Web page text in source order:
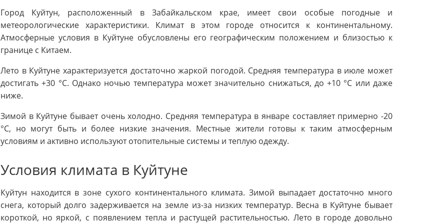
Город Куйтун, расположенный в Забайкальском крае, имеет свои особые погодные и
метеорологические характеристики. Климат в этом городе относится к континентальному.
Атмосферные условия в Куйтуне обусловлены его географическим положением и близостью к
границе с Китаем.
Лето в Куйтуне характеризуется достаточно жаркой погодой. Средняя температура в июле может
достигать +30 °C. Однако ночью температура может значительно снижаться, до +10 °C или даже
ниже.
Зимой в Куйтуне бывает очень холодно. Средняя температура в январе составляет примерно -20
°C, но могут быть и более низкие значения. Местные жители готовы к таким атмосферным
условиям и активно используют отопительные системы и теплую одежду.
Условия климата в Куйтуне
Куйтун находится в зоне сухого континентального климата. Зимой выпадает достаточно много
снега, который долго задерживается на земле из-за низких температур. Весна в Куйтуне бывает
короткой, но яркой, с появлением тепла и растущей растительностью. Лето в городе довольно